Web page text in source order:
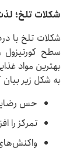
شکلات تلخ؛
شکلات تلخ با
سطح
بهترین مواد
به شکل زیر بیان
حس
تمرکز را